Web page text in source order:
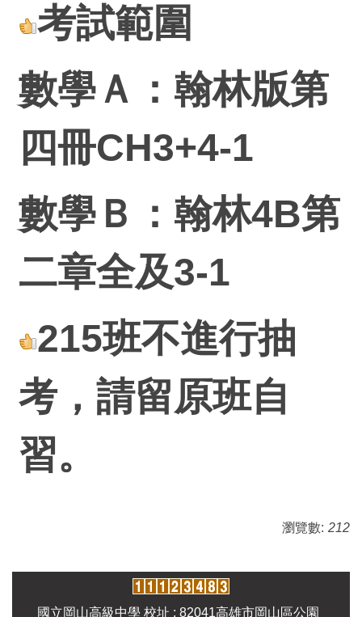
考試範圍
數學Ａ：翰林版第
四冊CH3+4-1
數學Ｂ：翰林4B第
二章全及3-1
215班不進行抽
考，請留原班自
習。
瀏覽數: 212
國立岡山高級中學 校址 : 82041高雄市岡山區公園